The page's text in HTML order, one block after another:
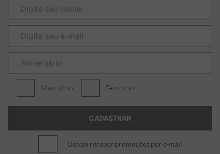
Masculino Feminino
Desejo receber promoções por e-mail